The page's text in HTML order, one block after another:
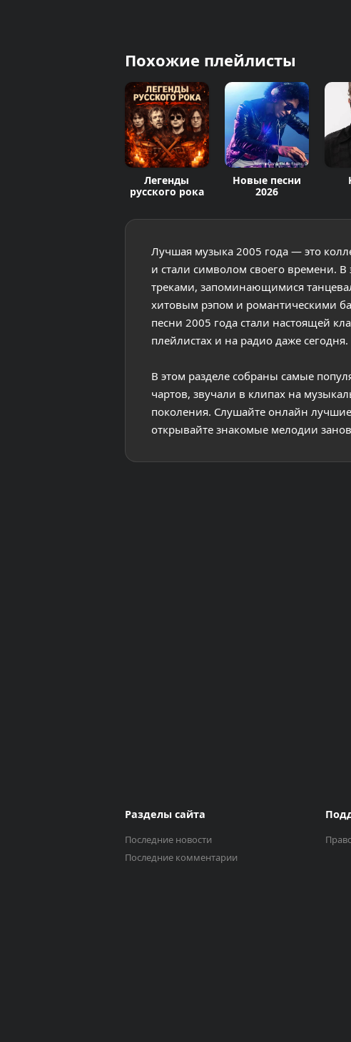
Похожие плейлисты
Легенды
русского рока
Новые песни
2026
Лучшая музыка 2005 года — это
и стали символом своего времени.
треками, запоминающимися
хитовым рэпом и романтическими
песни 2005 года стали настоящей
плейлистах и на радио даже сегодня.
В этом разделе собраны самые
чартов, звучали в клипах на
поколения. Слушайте онлайн
открывайте знакомые мелодии
Разделы сайта
Последние новости
Последние комментарии